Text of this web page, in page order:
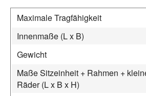
Maximale Tragfähigkeit
Innenmaße (L x B)
Gewicht
Maße Sitzeinheit + Rahmen +
Räder (L x B x H)